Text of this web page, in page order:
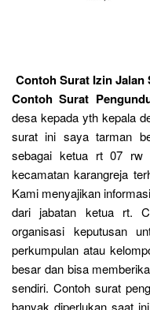
Contoh Surat Izin Jalan
Contoh Surat
desa kepada yth kepala
surat ini saya tarman
sebagai ketua rt 07 rw
kecamatan karangreja
Kami menyajikan
dari jabatan ketua rt.
organisasi keputusan
perkumpulan atau
besar dan bisa
sendiri. Contoh surat
banyak diperlukan saat